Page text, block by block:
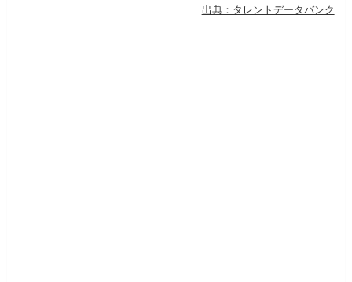
出典：タレントデータバンク